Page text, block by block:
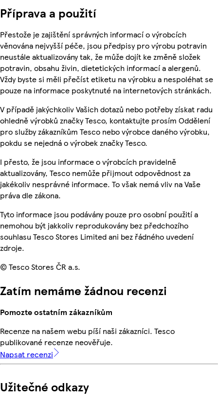
Příprava a použití
Přestože je zajištění správných informací o výrobcích
věnována nejvyšší péče, jsou předpisy pro výrobu potravin
neustále aktualizovány tak, že může dojít ke změně složek
potravin, obsahu živin, dietetických informací a alergenů.
Vždy byste si měli přečíst etiketu na výrobku a nespoléhat se
pouze na informace poskytnuté na internetových stránkách.
V případě jakýchkoliv Vašich dotazů nebo potřeby získat radu
ohledně výrobků značky Tesco, kontaktujte prosím Oddělení
pro služby zákazníkům Tesco nebo výrobce daného výrobku,
pokdu se nejedná o výrobek značky Tesco.
I přesto, že jsou informace o výrobcích pravidelně
aktualizovány, Tesco nemůže přijmout odpovědnost za
jakékoliv nesprávné informace. To však nemá vliv na Vaše
práva dle zákona.
Tyto informace jsou podávány pouze pro osobní použití a
nemohou být jakkoliv reprodukovány bez předchozího
souhlasu Tesco Stores Limited ani bez řádného uvedení
zdroje.
© Tesco Stores ČR a.s.
Zatím nemáme žádnou recenzi
Pomozte ostatním zákazníkům
Recenze na našem webu píší naši zákazníci. Tesco
publikované recenze neověřuje.
Napsat recenzi
Užitečné odkazy